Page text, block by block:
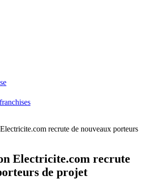
recrute de nouveaux porteurs
Electricite.com recrute
de projet